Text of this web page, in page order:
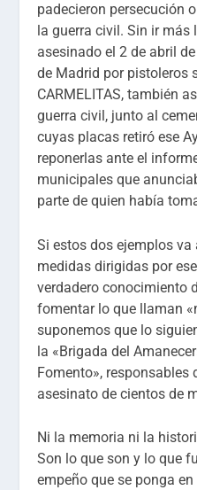
padecieron persecución
la guerra civil. Sin ir más
asesinado el 2 de abril
de Madrid por pistoleros
CARMELITAS, también
guerra civil, junto al
cuyas placas retiró ese
reponerlas ante el
municipales que
parte de quien había
Si estos dos ejemplos
medidas dirigidas por
verdadero conocimiento
fomentar lo que llaman
suponemos que lo
la «Brigada del
Fomento», responsables
asesinato de cientos de
Ni la memoria ni la
Son lo que son y lo que
empeño que se ponga